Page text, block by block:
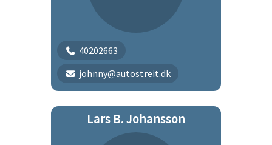
40202663
johnny@autostreit.dk
Lars B. Johansson